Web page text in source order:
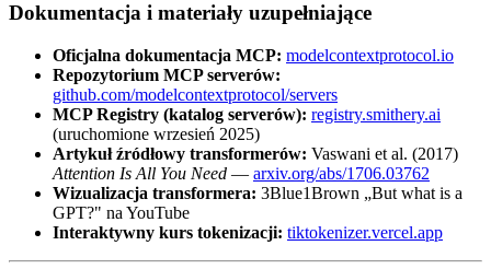
Dokumentacja i materiały uzupełniające
Oficjalna dokumentacja MCP: modelcontextprotocol.io
Repozytorium MCP serverów:
github.com/modelcontextprotocol/servers
MCP Registry (katalog serverów): registry.smithery.ai
(uruchomione wrzesień 2025)
Artykuł źródłowy transformerów: Vaswani et al. (2017)
Attention Is All You Need — arxiv.org/abs/1706.03762
Wizualizacja transformera: 3Blue1Brown „But what is a
GPT?" na YouTube
Interaktywny kurs tokenizacji: tiktokenizer.vercel.app